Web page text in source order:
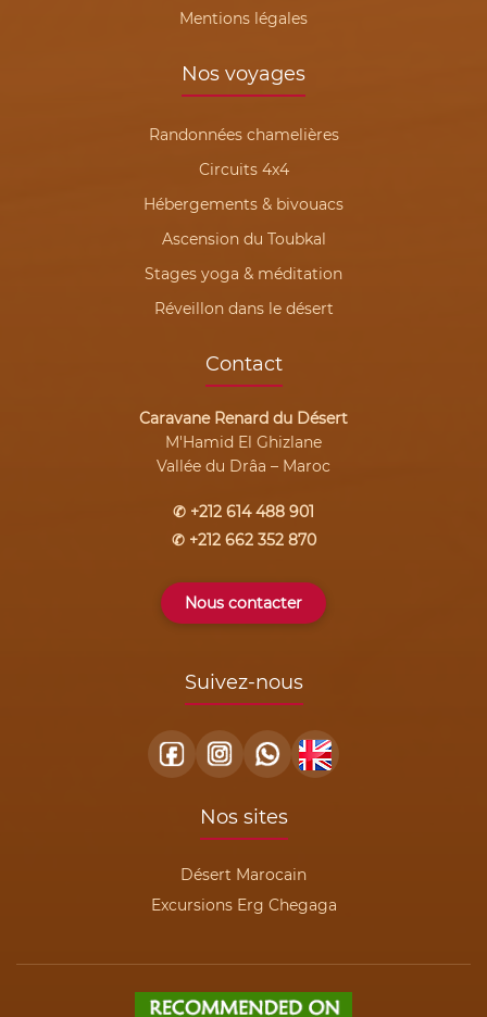
Mentions légales
Nos voyages
Randonnées chamelières
Circuits 4x4
Hébergements & bivouacs
Ascension du Toubkal
Stages yoga & méditation
Réveillon dans le désert
Contact
Caravane Renard du Désert
M'Hamid El Ghizlane
Vallée du Drâa – Maroc
✆ +212 614 488 901
✆ +212 662 352 870
Nous contacter
Suivez-nous
Nos sites
Désert Marocain
Excursions Erg Chegaga